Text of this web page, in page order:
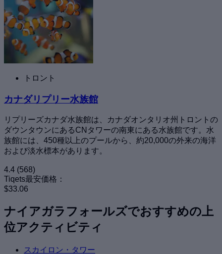
トロント
カナダリプリー水族館
リプリーズカナダ水族館は、カナダオンタリオ州トロントの
ダウンタウンにあるCNタワーの南東にある水族館です。水
族館には、450種以上のプールから、約20,000の外来の海洋
および淡水標本があります。
4.4 (568)
Tiqets最安価格：
$33.06
ナイアガラフォールズでおすすめの上
位アクティビティ
スカイロン・タワー